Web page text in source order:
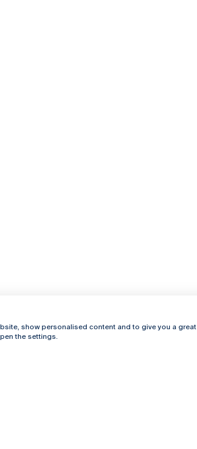
Online
show personalised content and to give you a great
the settings.